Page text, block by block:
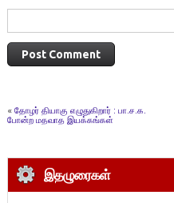
« தோழர் தியாகு எழுதுகிறார் : பா.ச.க.
போன்ற மதவாத இயக்கங்கள்
இதழுரைகள்